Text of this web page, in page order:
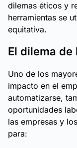
dilemas éticos y
herramientas se
equitativa.
El dilema
Uno de los
impacto en el
automatizarse,
oportunidades
las empresas y
para: